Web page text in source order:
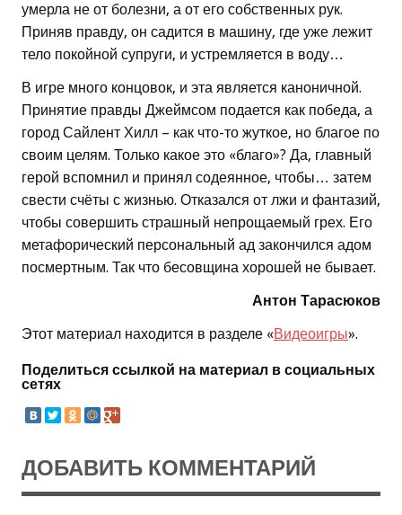
умерла не от болезни, а от его собственных рук.
Приняв правду, он садится в машину, где уже лежит
тело покойной супруги, и устремляется в воду…
В игре много концовок, и эта является каноничной.
Принятие правды Джеймсом подается как победа, а
город Сайлент Хилл – как что-то жуткое, но благое по
своим целям. Только какое это «благо»? Да, главный
герой вспомнил и принял содеянное, чтобы… затем
свести счёты с жизнью. Отказался от лжи и фантазий,
чтобы совершить страшный непрощаемый грех. Его
метафорический персональный ад закончился адом
посмертным. Так что бесовщина хорошей не бывает.
Антон Тарасюков
Этот материал находится в разделе «Видеоигры».
Поделиться ссылкой на материал в социальных
сетях
ДОБАВИТЬ КОММЕНТАРИЙ